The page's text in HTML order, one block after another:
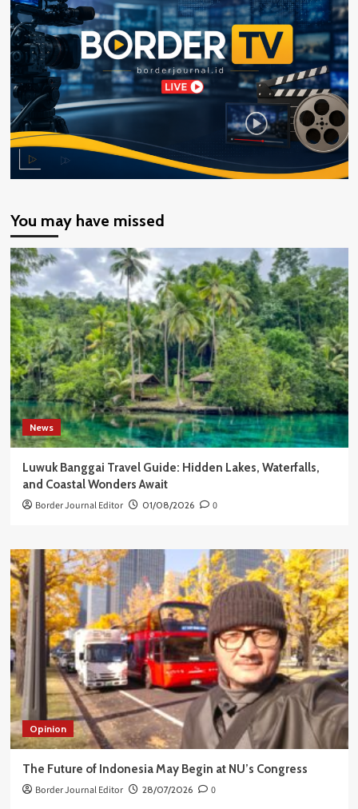
You may have missed
News
Luwuk Banggai Travel Guide: Hidden Lakes, Waterfalls,
and Coastal Wonders Await
Border Journal Editor 01/08/2026 0
Opinion
The Future of Indonesia May Begin at NU’s Congress
Border Journal Editor 28/07/2026 0